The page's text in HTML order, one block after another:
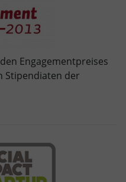
Engagementpreises
Stipendiaten der